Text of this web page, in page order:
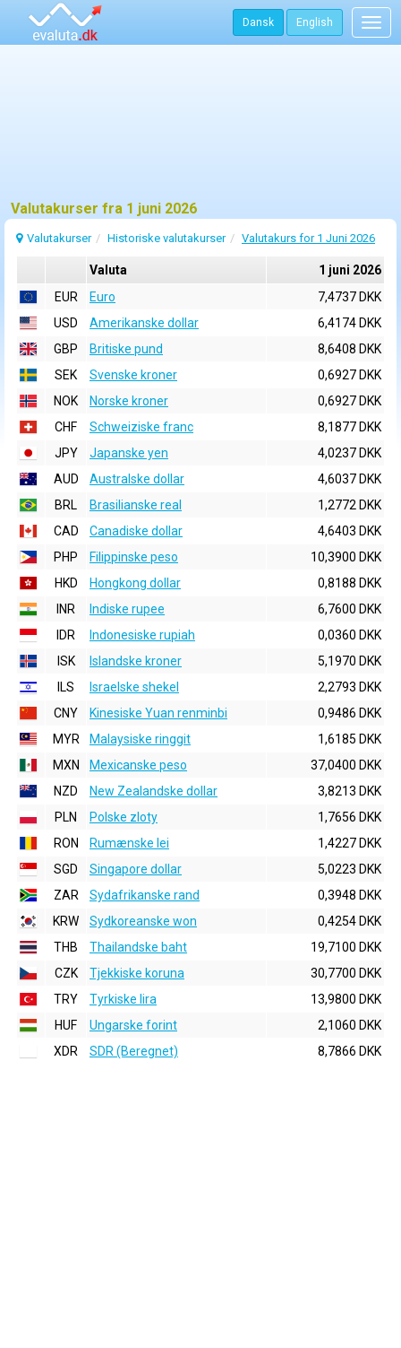
Dansk English
Valutakurser fra 1 juni 2026
Valutakurser Historiske valutakurser Valutakurs for 1 Juni 2026
Valuta
1 juni 2026
EUR
Euro
7,4737 DKK
USD
Amerikanske dollar
6,4174 DKK
GBP
Britiske pund
8,6408 DKK
SEK
Svenske kroner
0,6927 DKK
NOK
Norske kroner
0,6927 DKK
CHF
Schweiziske franc
8,1877 DKK
JPY
Japanske yen
4,0237 DKK
AUD
Australske dollar
4,6037 DKK
BRL
Brasilianske real
1,2772 DKK
CAD
Canadiske dollar
4,6403 DKK
PHP
Filippinske peso
10,3900 DKK
HKD
Hongkong dollar
0,8188 DKK
INR
Indiske rupee
6,7600 DKK
IDR
Indonesiske rupiah
0,0360 DKK
ISK
Islandske kroner
5,1970 DKK
ILS
Israelske shekel
2,2793 DKK
CNY
Kinesiske Yuan renminbi
0,9486 DKK
MYR
Malaysiske ringgit
1,6185 DKK
MXN
Mexicanske peso
37,0400 DKK
NZD
New Zealandske dollar
3,8213 DKK
PLN
Polske zloty
1,7656 DKK
RON
Rumænske lei
1,4227 DKK
SGD
Singapore dollar
5,0223 DKK
ZAR
Sydafrikanske rand
0,3948 DKK
KRW
Sydkoreanske won
0,4254 DKK
THB
Thailandske baht
19,7100 DKK
CZK
Tjekkiske koruna
30,7700 DKK
TRY
Tyrkiske lira
13,9800 DKK
HUF
Ungarske forint
2,1060 DKK
XDR
SDR (Beregnet) 8,7866 DKK